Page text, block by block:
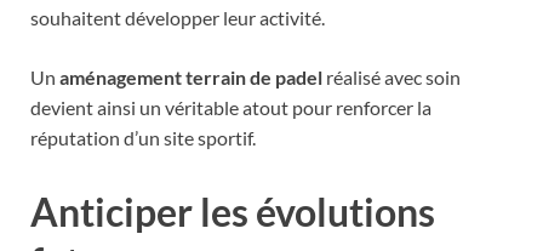
souhaitent développer leur activité.
Un aménagement terrain de padel réalisé avec soin
devient ainsi un véritable atout pour renforcer la
réputation d’un site sportif.
Anticiper les évolutions